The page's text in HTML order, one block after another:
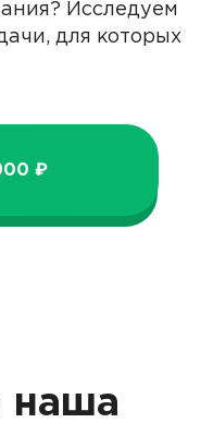
Исследуем
для которых
₽
наша